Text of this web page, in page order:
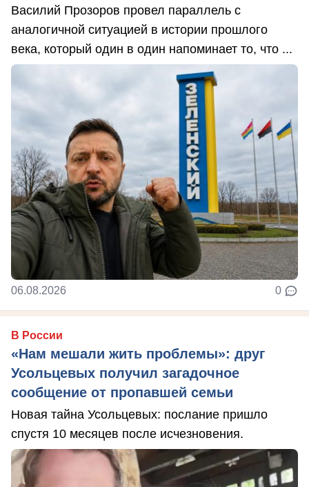
Василий Прозоров провел параллель с
аналогичной ситуацией в истории прошлого
века, который один в один напоминает то, что ...
06.08.2026 0
В России
«Нам мешали жить проблемы»: друг
Усольцевых получил загадочное
сообщение от пропавшей семьи
Новая тайна Усольцевых: послание пришло
спустя 10 месяцев после исчезновения.